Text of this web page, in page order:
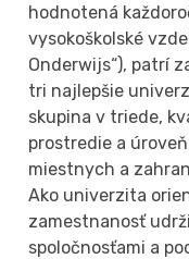
hodnotená
vysokoškolské
Onderwijs“), patrí
tri najlepšie
skupina v triede,
prostredie a
miestnych a
Ako univerzita
zamestnanosť
spoločnosťami a